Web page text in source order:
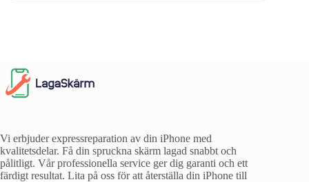
Vi erbjuder expressreparation av din iPhone med
kvalitetsdelar. Få din spruckna skärm lagad snabbt och
pålitligt. Vår professionella service ger dig garanti och ett
färdigt resultat. Lita på oss för att återställa din iPhone till